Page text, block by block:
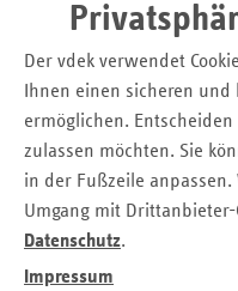
Der vdek verwendet
Ihnen einen sicheren
ermöglichen.
zulassen möchten. Sie
in der Fußzeile
Umgang mit
Datenschutz.
Impressum
aktuell noch sehr hohen
insbesondere für den
abweichenden
weit gegriffen. Hier hat
Verlängerung des
weiterer Regelungen“